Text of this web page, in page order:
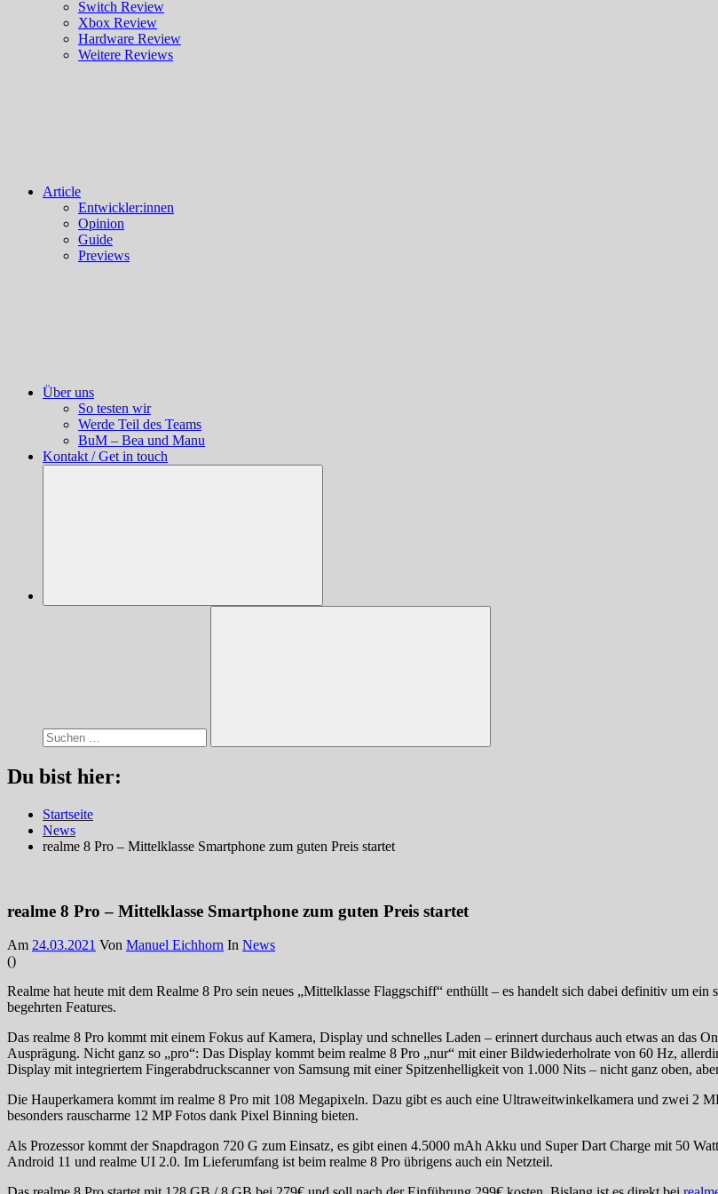
Switch Review
Xbox Review
Hardware Review
Weitere Reviews
Article
Entwickler:innen
Opinion
Guide
Previews
Über uns
So testen wir
Werde Teil des Teams
BuM – Bea und Manu
Kontakt / Get in touch
Suchen
Du bist hier:
Startseite
News
realme 8 Pro – Mittelklasse Smartphone zum guten Preis startet
realme 8 Pro – Mittelklasse Smartphone zum guten Preis startet
Am 24.03.2021 Von Manuel Eichhorn In News
()
Realme hat heute mit dem Realme 8 Pro sein neues „Mittelklasse Flaggschiff“ enthüllt – es handelt sich dabei definitiv um
begehrten Features.
Das realme 8 Pro kommt mit einem Fokus auf Kamera, Display und schnelles Laden – erinnert durchaus auch etwas an das
Ausprägung. Nicht ganz so „pro“: Das Display kommt beim realme 8 Pro „nur“ mit einer Bildwiederholrate von 60 Hz,
Display mit integriertem Fingerabdruckscanner von Samsung mit einer Spitzenhelligkeit von 1.000 Nits – nicht ganz oben,
Die Hauperkamera kommt im realme 8 Pro mit 108 Megapixeln. Dazu gibt es auch eine Ultraweitwinkelkamera und zwei 2
besonders rauscharme 12 MP Fotos dank Pixel Binning bieten.
Als Prozessor kommt der Snapdragon 720 G zum Einsatz, es gibt einen 4.5000 mAh Akku und Super Dart Charge mit 50
Android 11 und realme UI 2.0. Im Lieferumfang ist beim realme 8 Pro übrigens auch ein Netzteil.